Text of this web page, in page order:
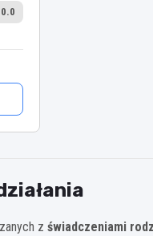
z świadczeniami